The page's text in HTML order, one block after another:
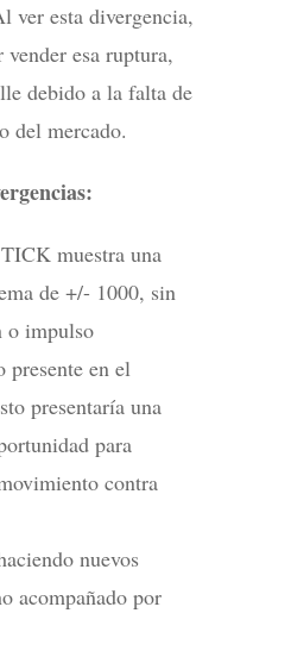
ver esta divergencia,
esa ruptura,
debido a la falta de
del mercado.
muestra una
de +/- 1000, sin
o impulso
presente en el
presentaría una
para
contra
nuevos
acompañado por